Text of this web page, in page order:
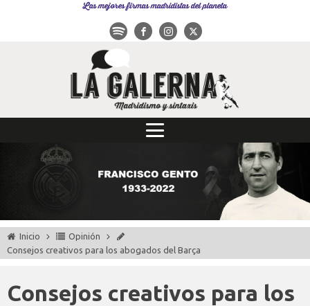
Las mejores firmas madridistas del planeta
Inicio
Opinión
Consejos creativos para los abogados del Barça
Consejos creativos para los